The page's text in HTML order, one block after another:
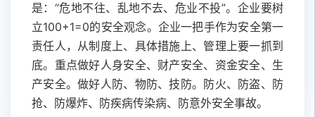
是：“危地不往、乱地不去、危业不投”。企业要树
立100+1=0的安全观念。企业一把手作为安全第一
责任人，从制度上、具体措施上、管理上要一抓到
底。重点做好人身安全、财产安全、资金安全、生
产安全。做好人防、物防、技防。防火、防盗、防
抢、防爆炸、防疾病传染病、防意外安全事故。